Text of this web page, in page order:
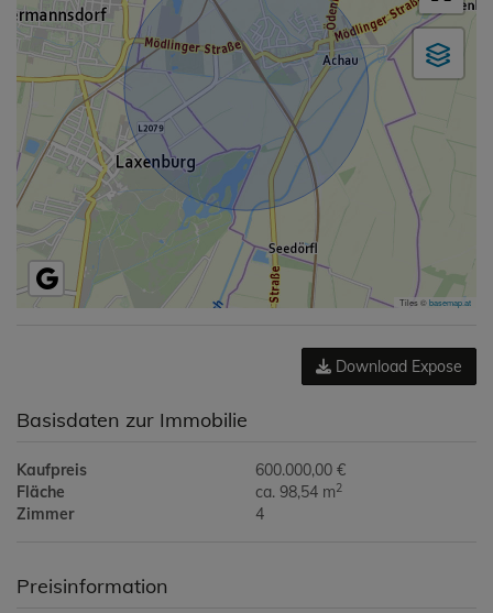
Tiles ©basemap.at
Download Expose
Basisdaten zur Immobilie
Kaufpreis
600.000,00 €
Fläche
ca. 98,54 m2
Zimmer 4
Preisinformation